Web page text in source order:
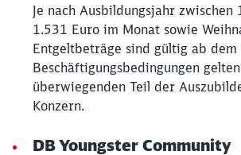
Je nach Ausbildungsjahr zwischen
1.531 Euro im Monat sowie
Entgeltbeträge sind gültig ab
Beschäftigungsbedingungen
überwiegenden Teil der
Konzern.
DB Youngster Community